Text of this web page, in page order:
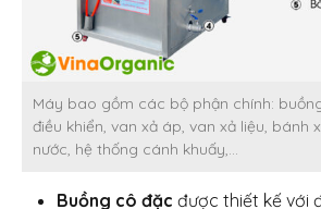
Máy bao gồm các bộ phận chính:
điều khiển, van xả áp, van xả liệu, bánh
nước, hệ thống cánh khuấy,…
Buồng cô đặc được thiết kế với